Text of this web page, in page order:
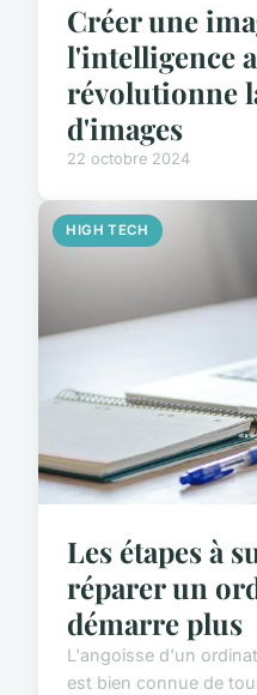
Créer une
l'intelligence
révolutionne
d'images
22 octobre 2024
HIGH TECH
Les étapes à
réparer un
démarre plus
L'angoisse d'un
est bien connue de